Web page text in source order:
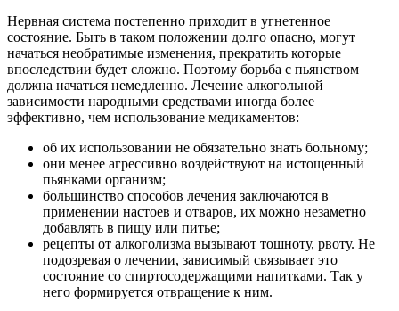
Нервная система постепенно приходит в угнетенное
состояние. Быть в таком положении долго опасно, могут
начаться необратимые изменения, прекратить которые
впоследствии будет сложно. Поэтому борьба с пьянством
должна начаться немедленно. Лечение алкогольной
зависимости народными средствами иногда более
эффективно, чем использование медикаментов:
об их использовании не обязательно знать больному;
они менее агрессивно воздействуют на истощенный
пьянками организм;
большинство способов лечения заключаются в
применении настоев и отваров, их можно незаметно
добавлять в пищу или питье;
рецепты от алкоголизма вызывают тошноту, рвоту. Не
подозревая о лечении, зависимый связывает это
состояние со спиртосодержащими напитками. Так у
него формируется отвращение к ним.